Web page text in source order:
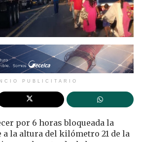
PUBLICITARIO
por 6 horas bloqueada la
la altura del kilómetro 21 de la